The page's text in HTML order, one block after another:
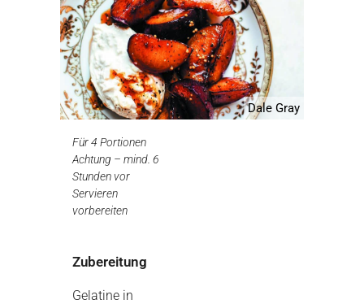
Dale Gray
Für 4 Portionen
Achtung – mind. 6
Stunden vor
Servieren
vorbereiten
Zubereitung
Gelatine in